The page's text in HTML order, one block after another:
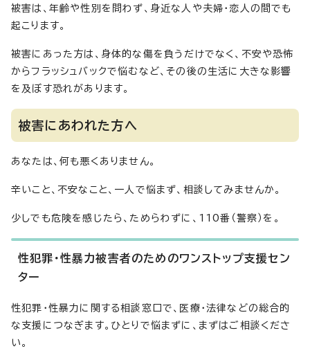
被害は、年齢や性別を問わず、身近な人や夫婦・恋人の間でも
起こります。
被害にあった方は、身体的な傷を負うだけでなく、不安や恐怖
からフラッシュバックで悩むなど、その後の生活に大きな影響
を及ぼす恐れがあります。
被害にあわれた方へ
あなたは、何も悪くありません。
辛いこと、不安なこと、一人で悩まず、相談してみませんか。
少しでも危険を感じたら、ためらわずに、110番（警察）を。
性犯罪・性暴力被害者のためのワンストップ支援セン
ター
性犯罪・性暴力に関する相談窓口で、医療・法律などの総合的
な支援につなぎます。ひとりで悩まずに、まずはご相談くださ
い。